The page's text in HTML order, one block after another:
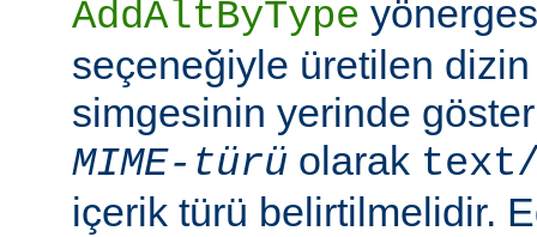
AddAltByType
seçeneğiyle üretilen
simgesinin yerinde
MIME-türü olarak
içerik türü belirtilmelidir.